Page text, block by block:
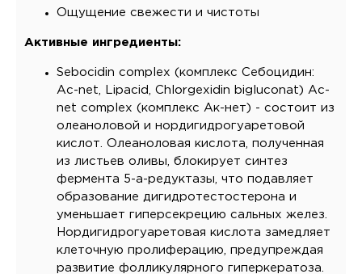
Ощущение свежести и чистоты
Активные ингредиенты:
Sebocidin complex (комплекс Себоцидин:
Ac-net, Lipacid, Chlorgexidin bigluconat) Ac-
net complex (комплекс Ак-нет) - состоит из
олеаноловой и нордигидрогуаретовой
кислот. Олеаноловая кислота, полученная
из листьев оливы, блокирует синтез
фермента 5-а-редуктазы, что подавляет
образование дигидротестостерона и
уменьшает гиперсекрецию сальных желез.
Нордигидрогуаретовая кислота замедляет
клеточную пролиферацию, предупреждая
развитие фолликулярного гиперкератоза.